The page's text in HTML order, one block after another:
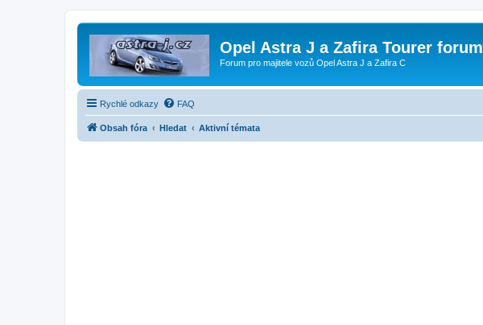
Opel Astra J a Zafira Tourer forum
Forum pro majitele vozů Opel Astra J a Zafira C
Rychlé odkazy FAQ
Obsah fóra Hledat Aktivní témata